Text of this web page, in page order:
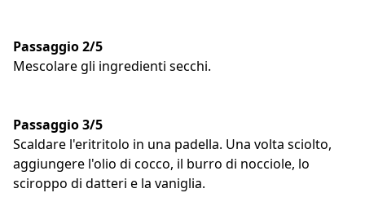
Passaggio 2/5
Mescolare gli ingredienti secchi.
Passaggio 3/5
Scaldare l'eritritolo in una padella. Una volta sciolto,
aggiungere l'olio di cocco, il burro di nocciole, lo
sciroppo di datteri e la vaniglia.